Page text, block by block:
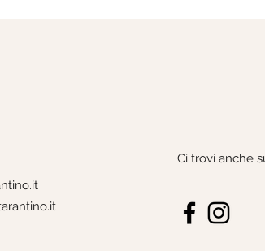
Ci trovi anche